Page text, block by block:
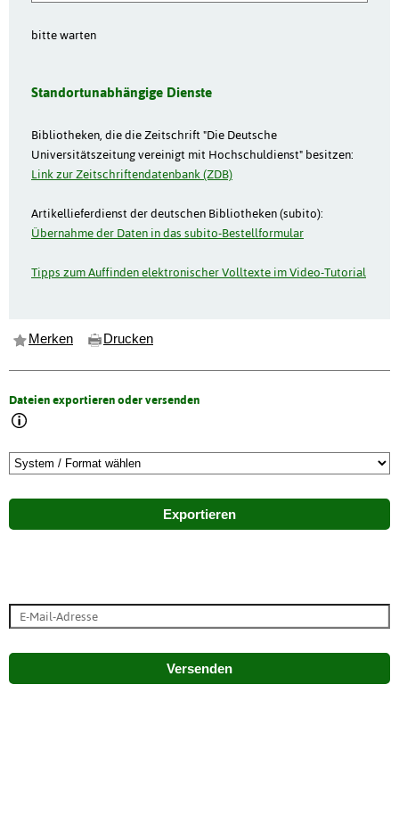
bitte warten
Standortunabhängige Dienste
Bibliotheken, die die Zeitschrift "Die Deutsche
Universitätszeitung vereinigt mit Hochschuldienst" besitzen:
Link zur Zeitschriftendatenbank (ZDB)
Artikellieferdienst der deutschen Bibliotheken (subito):
Übernahme der Daten in das subito-Bestellformular
Tipps zum Auffinden elektronischer Volltexte im Video-Tutorial
Merken Drucken
Dateien exportieren oder versenden
Exportieren
Versenden